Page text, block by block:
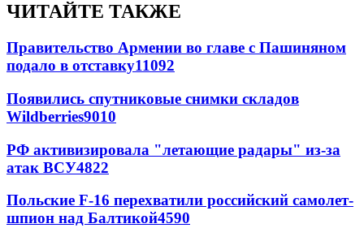
ЧИТАЙТЕ ТАКЖЕ
Правительство Армении во главе с Пашиняном
подало в отставку11092
Появились спутниковые снимки складов
Wildberries9010
РФ активизировала "летающие радары" из-за
атак ВСУ4822
Польские F-16 перехватили российский самолет-
шпион над Балтикой4590